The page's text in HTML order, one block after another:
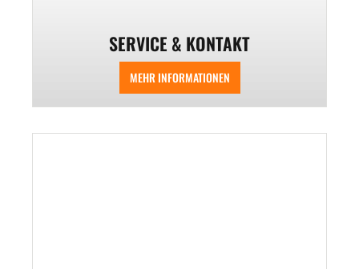
SERVICE & KONTAKT
MEHR INFORMATIONEN